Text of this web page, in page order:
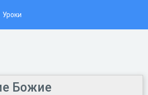
Уроки
Божие